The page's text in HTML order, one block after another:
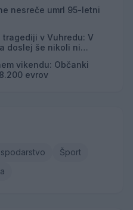
nesreče umrl 95-letni
v Vuhredu: V
doslej še nikoli ni
vikendu: Občanki
evrov
Šport